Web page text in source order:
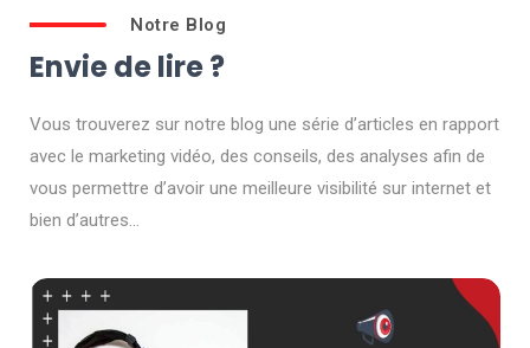
Notre Blog
Envie de lire ?
Vous trouverez sur notre blog une série d’articles en rapport
avec le marketing vidéo, des conseils, des analyses afin de
vous permettre d’avoir une meilleure visibilité sur internet et
bien d’autres…